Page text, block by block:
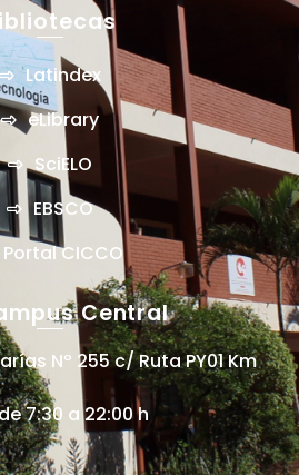
Latindex
eLibrary
SciELO
EBSCO
Portal CICCO
Central
Nº 255 c/ Ruta PY01 Km
7:30 a 22:00 h